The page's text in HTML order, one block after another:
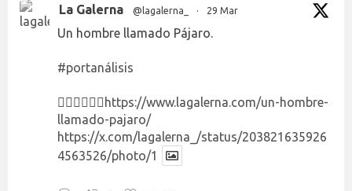
La Galerna @lagalerna_ · 29 Mar
Un hombre llamado Pájaro.
#portanálisis
👉🏻👉🏻👉🏻 https://www.lagalerna.com/un-hombre-
llamado-pajaro/
https://x.com/lagalerna_/status/203821635926
4563526/photo/1